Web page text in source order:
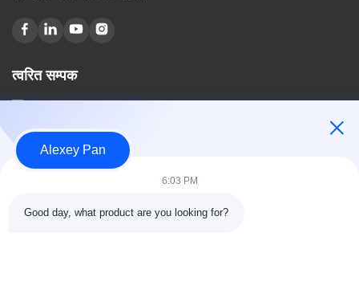
त्वरित सम्पक
घर
उत्पादों
संपर्क करें
श्रेणियाँ
Alexey Pan
6:03 PM
Good day, what product are you looking for?